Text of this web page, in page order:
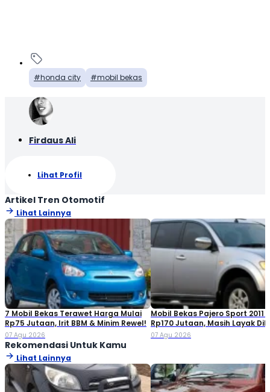
honda city mobil bekas
Firdaus Ali
Lihat Profil
Artikel Tren Otomotif
Lihat Lainnya
7 Mobil Bekas Terawet Harga Mulai
Rp75 Jutaan, Irit BBM & Minim Rewel!
07 Agu 2026
Mobil Bekas Pajero Sport 2011
Rp170 Jutaan, Masih Layak
07 Agu 2026
Rekomendasi Untuk Kamu
Lihat Lainnya